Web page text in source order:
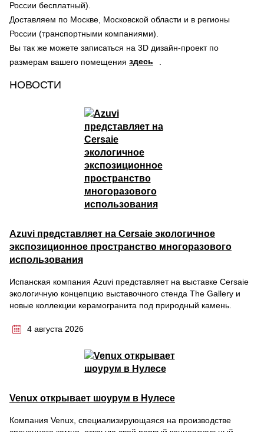
России бесплатный).
Доставляем по Москве, Московской области и в регионы
России (транспортными компаниями).
Вы так же можете записаться на 3D дизайн-проект по
размерам вашего помещения здесь
НОВОСТИ
Azuvi представляет на Cersaie экологичное
экспозиционное пространство многоразового
использования
Испанская компания Azuvi представляет на выставке Cersaie
экологичную концепцию выставочного стенда The Gallery и
новые коллекции керамогранита под природный камень.
4 августа 2026
Venux открывает шоурум в Нулесе
Компания Venux, специализирующаяся на производстве